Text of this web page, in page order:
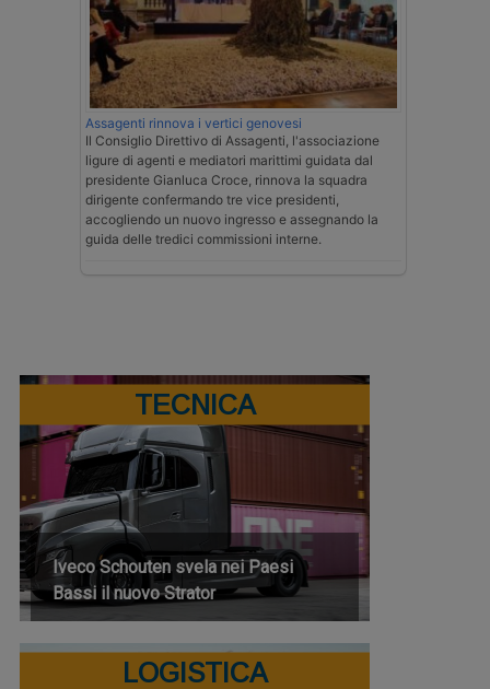
Assagenti rinnova i vertici genovesi
Il Consiglio Direttivo di Assagenti, l'associazione
ligure di agenti e mediatori marittimi guidata dal
presidente Gianluca Croce, rinnova la squadra
dirigente confermando tre vice presidenti,
accogliendo un nuovo ingresso e assegnando la
guida delle tredici commissioni interne.
TECNICA
Iveco Schouten svela nei Paesi
Bassi il nuovo Strator
LOGISTICA